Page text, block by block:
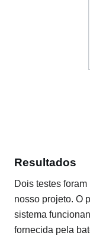
Resultados
Dois testes
nosso projeto. O
sistema
fornecida pela